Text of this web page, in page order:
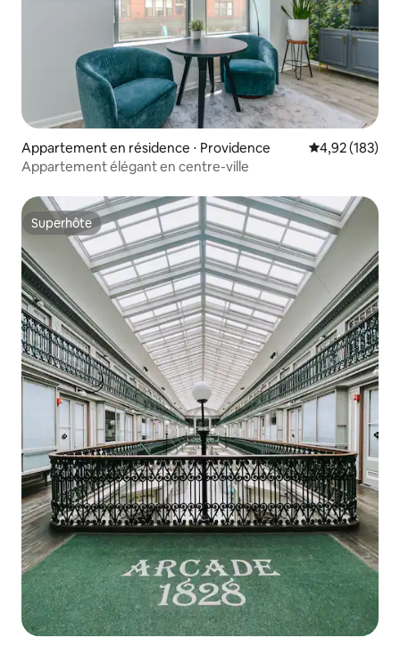
Appartement en résidence ⋅ Providence Évaluation
4,92 (183)
Appartement élégant en centre-ville
Superhôte
Superhôte